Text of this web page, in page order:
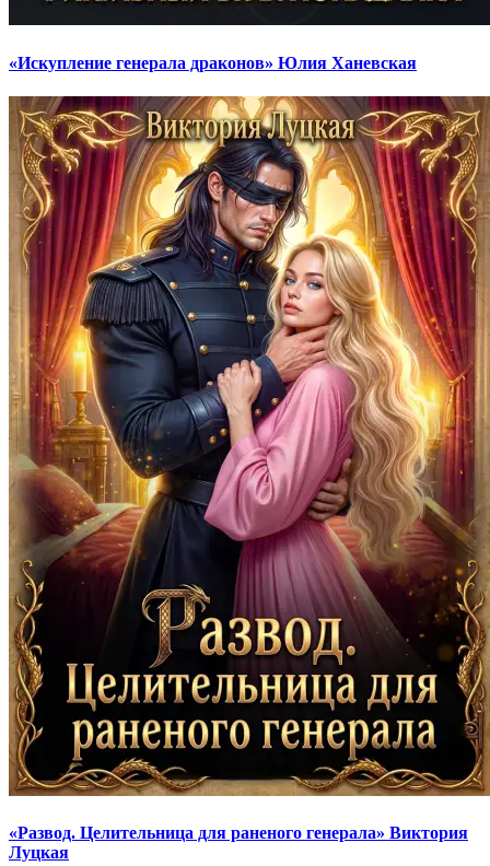
«Искупление генерала драконов» Юлия Ханевская
«Развод. Целительница для раненого генерала» Виктория
Луцкая